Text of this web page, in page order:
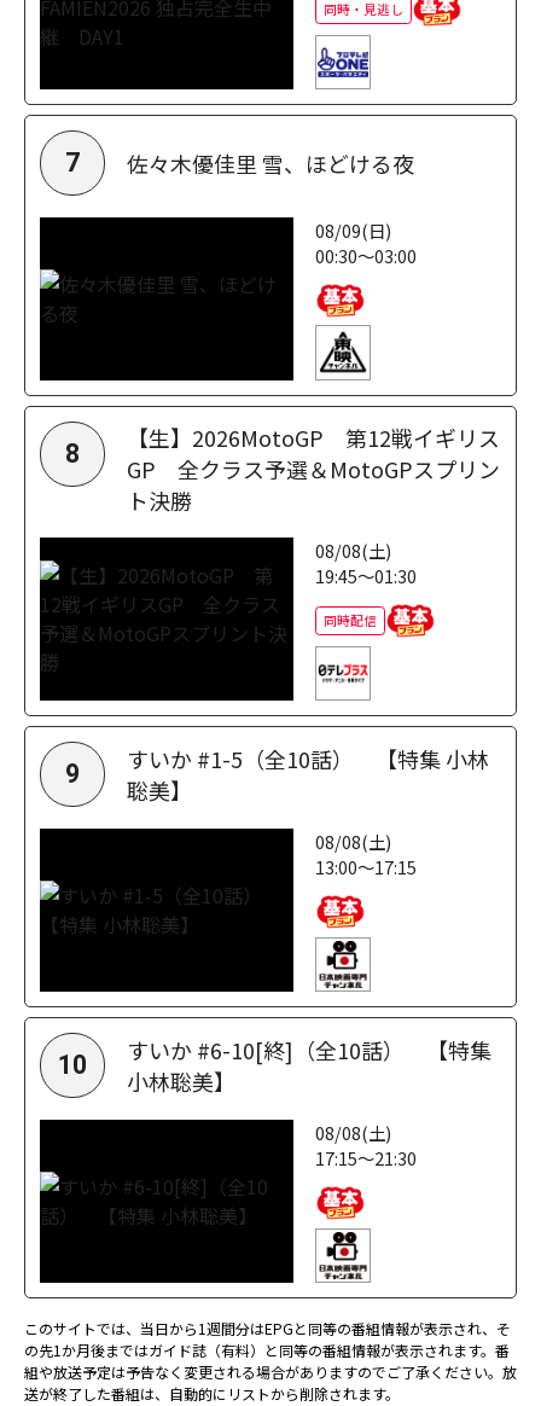
同時・見逃し
7 佐々木優佳里 雪、ほどける夜
08/09(日)
00:30～03:00
8
【生】2026MotoGP 第12戦イギリス
GP 全クラス予選＆MotoGPスプリン
ト決勝
08/08(土)
19:45～01:30
同時配信
9
すいか #1-5（全10話） 【特集 小林
聡美】
08/08(土)
13:00～17:15
10
すいか #6-10[終]（全10話） 【特集
小林聡美】
08/08(土)
17:15～21:30
このサイトでは、当日から1週間分はEPGと同等の番組情報が表示され、そ
の先1か月後まではガイド誌（有料）と同等の番組情報が表示されます。番
組や放送予定は予告なく変更される場合がありますのでご了承ください。放
送が終了した番組は、自動的にリストから削除されます。